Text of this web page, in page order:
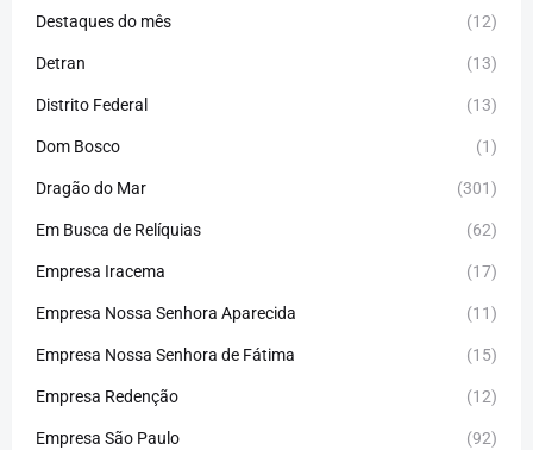
Destaques do mês (12)
Detran (13)
Distrito Federal (13)
Dom Bosco (1)
Dragão do Mar (301)
Em Busca de Relíquias (62)
Empresa Iracema (17)
Empresa Nossa Senhora Aparecida (11)
Empresa Nossa Senhora de Fátima (15)
Empresa Redenção (12)
Empresa São Paulo (92)